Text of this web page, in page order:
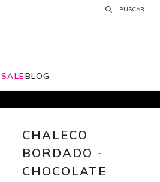
SALEBLOG
CHALECO
BORDADO -
CHOCOLATE